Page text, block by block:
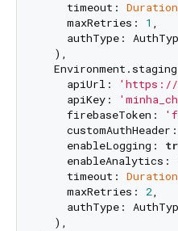
    timeout:
Duration
    maxRetries:
1 ,
authType:
  ),
    apiUrl:
'https://
    apiKey:
    firebaseToken:
    customAuthHeader:
    enableLogging:
    enableAnalytics:
    timeout:
Duration
    maxRetries:
2,
authType:
  ),